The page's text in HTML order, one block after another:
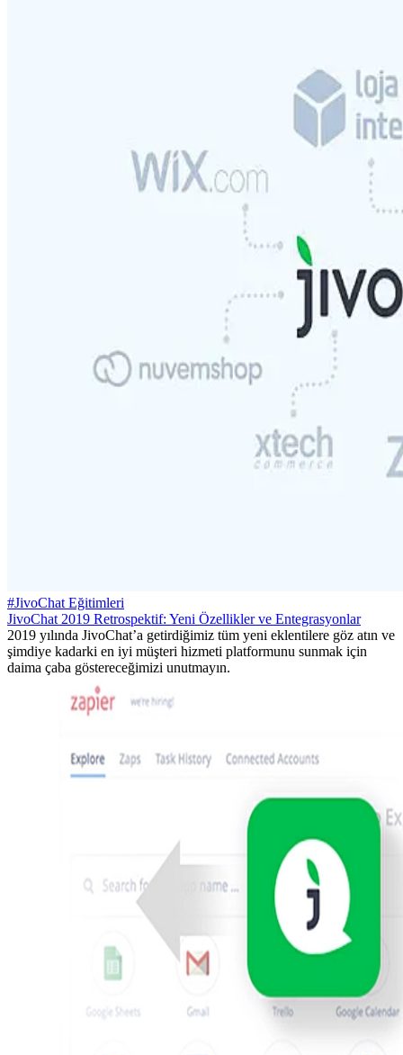
#JivoChat Eğitimleri
JivoChat 2019 Retrospektif: Yeni Özellikler ve Entegrasyonlar
2019 yılında JivoChat’a getirdiğimiz tüm yeni eklentilere göz atın ve
şimdiye kadarki en iyi müşteri hizmeti platformunu sunmak için
daima çaba göstereceğimizi unutmayın.